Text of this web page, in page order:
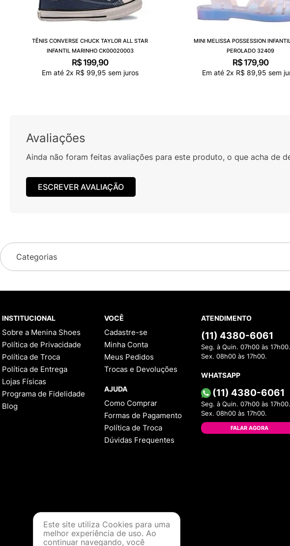
TÊNIS CONVERSE CHUCK TAYLOR ALL STAR
INFANTIL MARINHO CK00020003
R$ 199,90
Em até 2x R$ 99,95 sem juros
MINI MELISSA POSSESSION
PEROLADO 32409
R$ 179,90
Em até 2x R$ 89,95 sem
Avaliações
Ainda não foram feitas avaliações para este produto, o que acha de
ESCREVER AVALIAÇÃO
Categorias
INSTITUCIONAL
Sobre a Menina Shoes
Política de Privacidade
Política de Troca
Política de Entrega
Lojas Físicas
Programa de Fidelidade
Blog
VOCÊ
Cadastre-se
Minha Conta
Meus Pedidos
Trocas e Devoluções
AJUDA
Como Comprar
Formas de Pagamento
Política de Troca
Dúvidas Frequentes
ATENDIMENTO
(11) 4380-6061
Seg. à Quin. 07h00 às 17h00.
Sex. 08h00 às 17h00.
WHATSAPP
(11) 4380-6061
Seg. à Quin. 07h00 às 17h00.
Sex. 08h00 às 17h00.
FALAR AGORA
Este site utiliza Cookies para uma
melhor experiência de uso. Ao
continuar navegando, você